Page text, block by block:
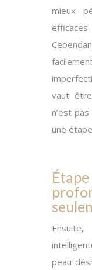
mieux
efficaces.
vaut être
n’est
une
Ensuite,
peau